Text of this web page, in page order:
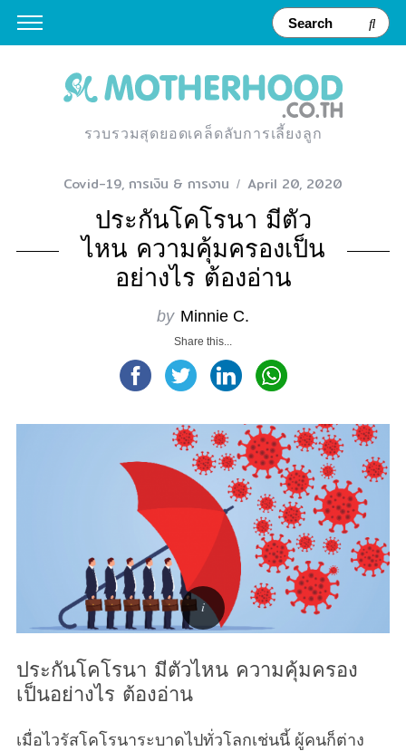
รวบรวมสุดยอดเคล็ดลับการเลี้ยงลูก
Covid-19, การเงิน & การงาน April 20, 2020
ประกันโคโรนา มีตัว
ไหน ความคุ้มครองเป็น
อย่างไร ต้องอ่าน
by Minnie C.
Share this...
ประกันโคโรนา มีตัวไหน ความคุ้มครอง
เป็นอย่างไร ต้องอ่าน
เมื่อไวรัสโคโรนาระบาดไปทั่วโลกเช่นนี้ ผู้คนก็ต่าง